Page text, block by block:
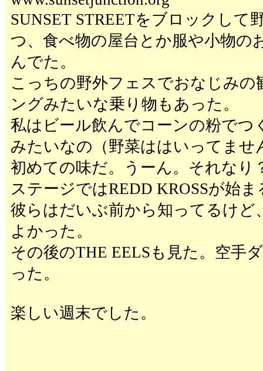
SUNSET STREETをブロックして
つ、食べ物の屋台とか服や小物の
んでた。
こっちの野外フェスでおなじみの
ングみたいな乗り物もあった。
私はビール飲んでコーンの粉でつ
みたいなの（野菜ははいってませ
初めての味だ。うーん。それなり
ステージではREDD KROSSが始
彼らはだいぶ前から知ってるけど
よかった。
その後のTHE EELSも見た。空手
った。
楽しい週末でした。